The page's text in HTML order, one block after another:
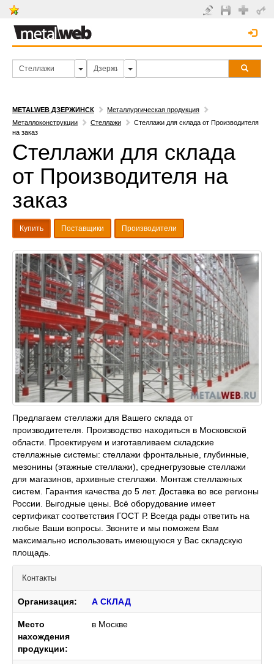
METALWEB ДЗЕРЖИНСК
Металлургическая продукция
Металлоконструкции
Стеллажи
Стеллажи для склада от Производителя
на заказ
Стеллажи для склада
от Производителя на
заказ
Купить Поставщики Производители
Предлагаем стеллажи для Вашего склада от
производитетеля. Производство находиться в Московской
области. Проектируем и изготавливаем складские
стеллажные системы: стеллажи фронтальные, глубинные,
мезонины (этажные стеллажи), среднегрузовые стеллажи
для магазинов, архивные стеллажи. Монтаж стеллажных
систем. Гарантия качества до 5 лет. Доставка во все регионы
России. Выгодные цены. Всё оборудование имеет
сертификат соответствия ГОСТ Р. Всегда рады ответить на
любые Ваши вопросы. Звоните и мы поможем Вам
максимально использовать имеющуюся у Вас складскую
площадь.
Контакты
Организация: А СКЛАД
Место
нахождения
продукции:
в Москве